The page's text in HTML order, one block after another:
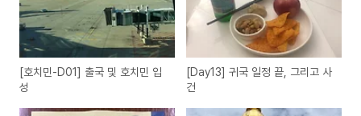
[호치민-D01] 출국 및 호치민 입
성
[Day13] 귀국 일정 끝, 그리고 사
건